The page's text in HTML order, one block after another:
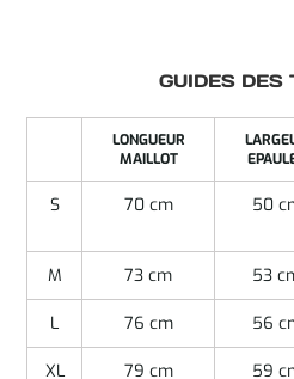
GUIDES DES
LONGUEUR
MAILLOT
S 70 cm 50
M 73 cm 53
L 76 cm 56
XL 79 cm 59